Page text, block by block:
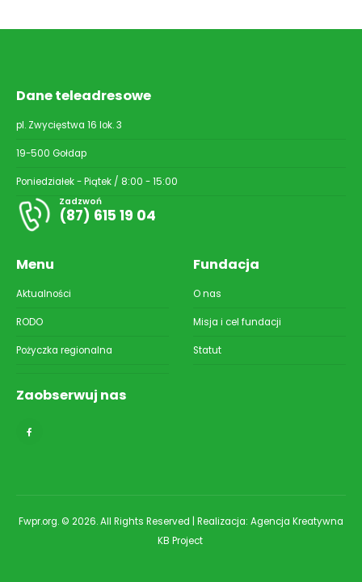
Dane teleadresowe
pl. Zwycięstwa 16 lok. 3
19-500 Gołdap
Poniedziałek - Piątek / 8:00 - 15:00
Zadzwoń
(87) 615 19 04
Menu
Aktualności
RODO
Pożyczka regionalna
Fundacja
O nas
Misja i cel fundacji
Statut
Zaobserwuj nas
Fwpr.org. © 2026. All Rights Reserved | Realizacja: Agencja Kreatywna
KB Project